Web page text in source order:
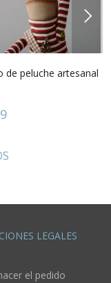
de peluche artesanal
NEXT
LEGALES
el pedido